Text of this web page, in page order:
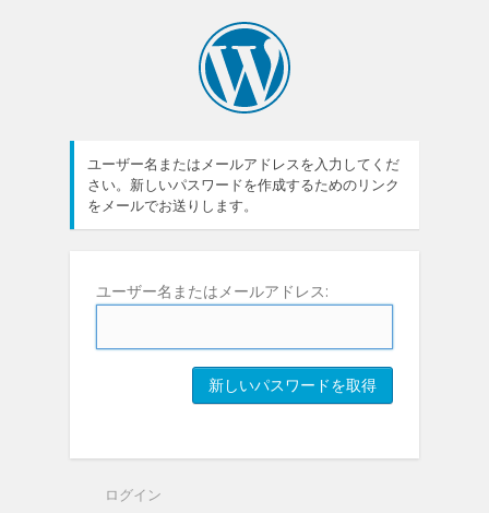
ユーザー名またはメールアドレスを入力してくだ
さい。新しいパスワードを作成するためのリンク
をメールでお送りします。
ユーザー名またはメールアドレス:
ログイン